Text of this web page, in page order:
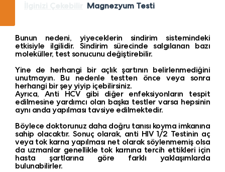
Magnezyum Testi
Bunun nedeni, yiyeceklerin sindirim sistemindeki
etkisiyle ilgilidir. Sindirim sürecinde salgılanan bazı
moleküller, test sonucunu değiştirebilir.
Yine de herhangi bir açlık şartının belirlenmediğini
unutmayın. Bu nedenle testten önce veya sonra
herhangi bir şey yiyip içebilirsiniz.
Ayrıca, Anti HCV gibi diğer enfeksiyonların tespit
edilmesine yardımcı olan başka testler varsa hepsinin
aynı anda yapılması tavsiye edilmektedir.
Böylece doktorunuz daha doğru tanısı koyma imkanına
sahip olacaktır. Sonuç olarak, anti HIV 1/2 Testinin aç
veya tok karna yapılması net olarak söylenmemiş olsa
da uzmanlar genellikle tok karnına tercih ettikleri için
hasta şartlarına göre farklı yaklaşımlarda
bulunabilirler.